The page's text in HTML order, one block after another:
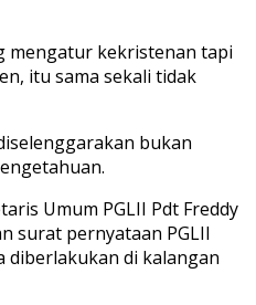
mengatur kekristenan tapi
itu sama sekali tidak
bukan
Umum PGLII Pdt Freddy
surat pernyataan PGLII
diberlakukan di kalangan